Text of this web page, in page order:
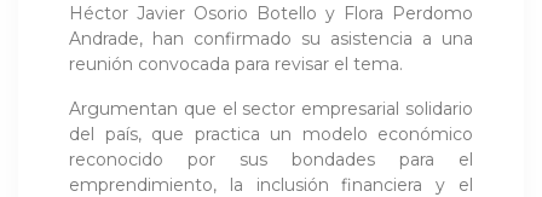
Héctor Javier Osorio Botello y Flora Perdomo
Andrade, han confirmado su asistencia a una
reunión convocada para revisar el tema.
Argumentan que el sector empresarial solidario
del país, que practica un modelo económico
reconocido por sus bondades para el
emprendimiento, la inclusión financiera y el